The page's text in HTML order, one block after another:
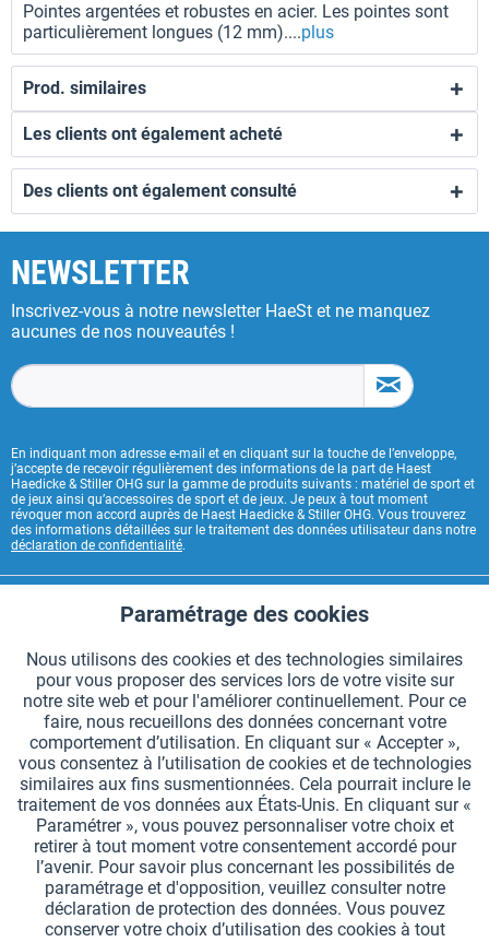
Pointes argentées et robustes en acier. Les pointes sont
particulièrement longues (12 mm)....plus
Prod. similaires
Les clients ont également acheté
Des clients ont également consulté
NEWSLETTER
Inscrivez-vous à notre newsletter HaeSt et ne manquez
aucunes de nos nouveautés !
En indiquant mon adresse e-mail et en cliquant sur la touche de l’enveloppe,
j’accepte de recevoir régulièrement des informations de la part de Haest
Haedicke & Stiller OHG sur la gamme de produits suivants : matériel de sport et
de jeux ainsi qu’accessoires de sport et de jeux. Je peux à tout moment
révoquer mon accord auprès de Haest Haedicke & Stiller OHG. Vous trouverez
des informations détaillées sur le traitement des données utilisateur dans notre
déclaration de confidentialité.
INFORMATIONS GÉNÉRALES
MODES DE PAIEMENT
*Tous les prix comprennent la TVA et sont indiqués horsfrais de port.
Paramètres des cookies Demander le catalogue
Gravures laser sur des témoins Newsletter Qui sommes nous ?
Aide et support Contact Livraison et paiement
Fonctionnels Aktiv
Suivi Aktiv
Paramétrage des cookies
Nous utilisons des cookies et des technologies similaires
pour vous proposer des services lors de votre visite sur
notre site web et pour l'améliorer continuellement. Pour ce
faire, nous recueillons des données concernant votre
comportement d’utilisation. En cliquant sur « Accepter »,
vous consentez à l’utilisation de cookies et de technologies
similaires aux fins susmentionnées. Cela pourrait inclure le
traitement de vos données aux États-Unis. En cliquant sur «
Paramétrer », vous pouvez personnaliser votre choix et
retirer à tout moment votre consentement accordé pour
l’avenir. Pour savoir plus concernant les possibilités de
paramétrage et d'opposition, veuillez consulter notre
déclaration de protection des données. Vous pouvez
conserver votre choix d’utilisation des cookies à tout